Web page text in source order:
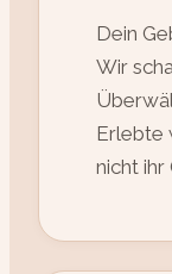
Dein
Wir
Erlebte
nicht ihr